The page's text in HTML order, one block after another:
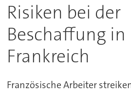
Risiken bei der
Beschaffung in
Frankreich
Französische Arbeiter